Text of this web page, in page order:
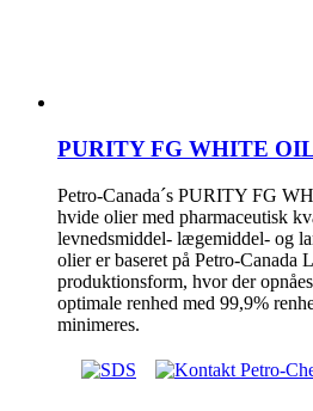
PURITY FG WHITE
Petro-Canada´s PURITY FG
hvide olier med pharmaceutisk
levnedsmiddel- lægemiddel- og
olier er baseret på Petro-Canada
produktionsform, hvor der
optimale renhed med 99,9%
minimeres.